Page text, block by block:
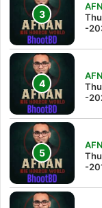
-
-
-